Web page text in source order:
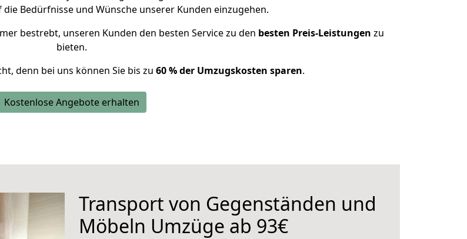
Bedürfnisse und Wünsche unserer Kunden einzugehen.
bestrebt, unseren Kunden den besten Service zu den besten Preis-Leistungen zu
bieten.
denn bei uns können Sie bis zu 60 % der Umzugskosten sparen.
Kostenlose Angebote erhalten
Transport von Gegenständen und
Möbeln Umzüge ab 93€